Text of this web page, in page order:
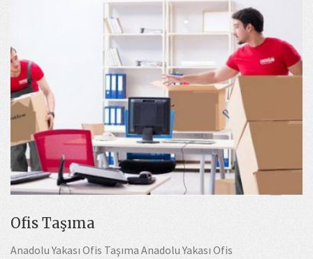
Ofis Taşıma
Anadolu Yakası Ofis Taşıma Anadolu Yakası Ofis